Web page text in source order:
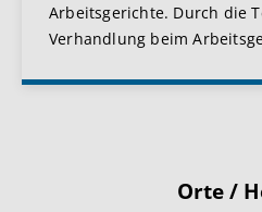
Arbeitsgerichte. Durch die
Verhandlung beim
Orte /